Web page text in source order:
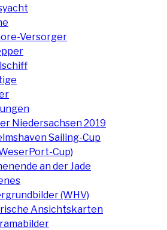
Versorger
Niedersachsen 2019
Sailing-Cup
Cup)
an der Jade
(WHV)
Ansichtskarten